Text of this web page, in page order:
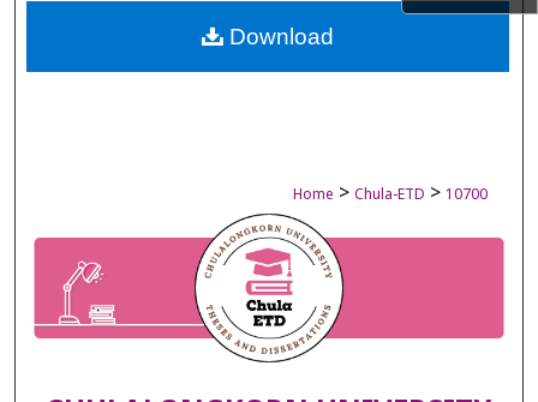
Digital Commons Network™
Home > Chula-ETD > 10700
Download